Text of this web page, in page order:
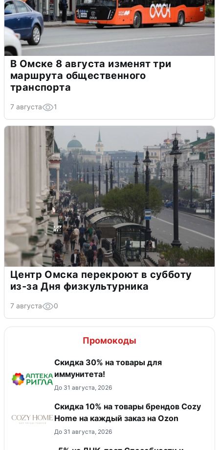
В Омске 8 августа изменят три
маршрута общественного
транспорта
7 августа 1
Центр Омска перекроют в субботу
из-за Дня физкультурника
7 августа 0
Промокоды
Скидка 30% на товары для
иммунитета!
До 31 августа, 2026
Скидка 10% на товары брендов Cozy
Home на каждый заказ на Оzon
До 31 августа, 2026